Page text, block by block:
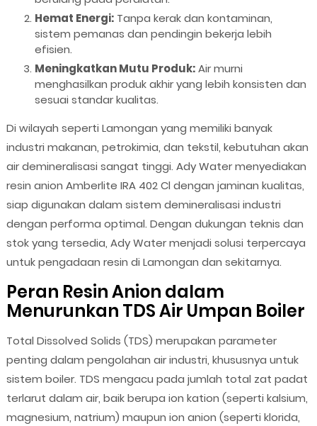
Hemat Energi:Tanpa kerak dan kontaminan,
sistem pemanas dan pendingin bekerja lebih
efisien.
Meningkatkan Mutu Produk:Air murni
menghasilkan produk akhir yang lebih konsisten dan
sesuai standar kualitas.
Di wilayah seperti Lamongan yang memiliki banyak
industri makanan, petrokimia, dan tekstil, kebutuhan akan
air demineralisasi sangat tinggi. Ady Water menyediakan
resin anion Amberlite IRA 402 Cl dengan jaminan kualitas,
siap digunakan dalam sistem demineralisasi industri
dengan performa optimal. Dengan dukungan teknis dan
stok yang tersedia, Ady Water menjadi solusi terpercaya
untuk pengadaan resin di Lamongan dan sekitarnya.
Peran Resin Anion dalam
Menurunkan TDS Air Umpan Boiler
Total Dissolved Solids (TDS) merupakan parameter
penting dalam pengolahan air industri, khususnya untuk
sistem boiler. TDS mengacu pada jumlah total zat padat
terlarut dalam air, baik berupa ion kation (seperti kalsium,
magnesium, natrium) maupun ion anion (seperti klorida,